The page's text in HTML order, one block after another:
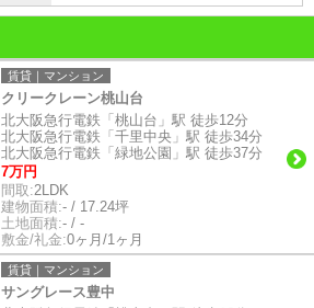
賃貸｜マンション
クリークレーン桃山台
北大阪急行電鉄「桃山台」駅 徒歩12分
北大阪急行電鉄「千里中央」駅 徒歩34分
北大阪急行電鉄「緑地公園」駅 徒歩37分
7万円
間取:2LDK
建物面積:- / 17.24坪
土地面積:- / -
敷金/礼金:0ヶ月/1ヶ月
賃貸｜マンション
サングレース豊中